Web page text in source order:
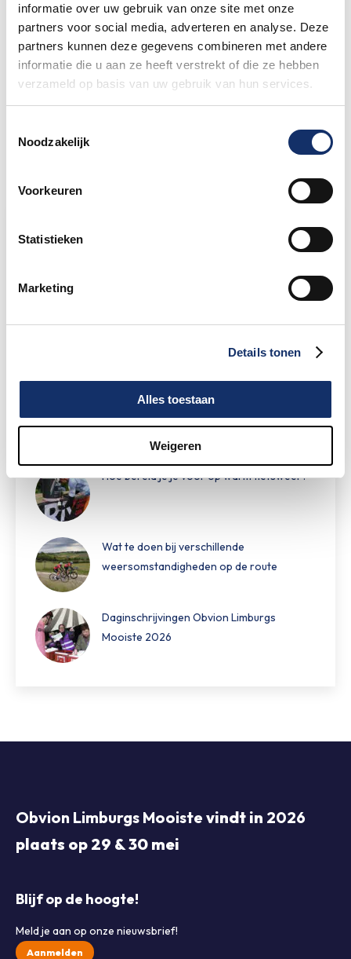
informatie over uw gebruik van onze site met onze
partners voor social media, adverteren en analyse. Deze
partners kunnen deze gegevens combineren met andere
informatie die u aan ze heeft verstrekt of die ze hebben
verzameld op basis van uw gebruik van hun services.
Noodzakelijk
Voorkeuren
Statistieken
Marketing
Details tonen
Alles toestaan
Weigeren
27 mei 2026
Nieuw betaalsysteem op het
festivalterrein
Limburgs Mooiste Nieuws
Speciale damestoiletten van Fons Bikes
tijdens Obvion Limburgs Mooiste
Hoe bereid je je voor op warm fietsweer?
Wat te doen bij verschillende
weersomstandigheden op de route
Daginschrijvingen Obvion Limburgs
Mooiste 2026
Obvion Limburgs Mooiste vindt in 2026
plaats op 29 & 30 mei
Blijf op de hoogte!
Meld je aan op onze nieuwsbrief!
Aanmelden